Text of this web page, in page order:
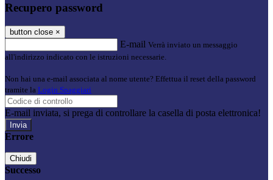
Recupero password
button close ×
E-mail Verrà inviato un messaggio
all'indirizzo indicato con le istruzioni necessarie.
Non hai una e-mail associata al nome utente? Effettua il reset della password
tramite la Login Spaggiari
E-mail inviata, si prega di controllare la casella di posta elettronica!
Errore
Chiudi
Successo